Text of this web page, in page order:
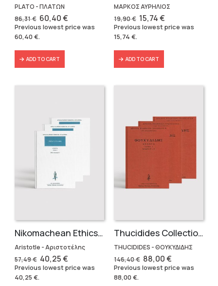
PLATO - ΠΛΑΤΩΝ
86,31€ Original
price
was:
86,31 €.
60,40€Current
price
is:
Previous lowest price was
60,40€.
ADD TO CART
ΜΑΡΚΟΣ ΑΥΡΗΛΙΟΣ
19,90€ Original
price
was:
15,74€Current
price
is:
Previous lowest price was
15,74 €.
ADD TO CART
Nikomachean Ethics (3 volumes)
Aristotle - Αριστοτέλης
57,49€ Original
price
was:
57,49 €.
40,25€Current
price
is:
Previous lowest price was
40,25 €.
Thucidides Collection – Hardbound Edition (4 volumes)
THUCIDIDES - ΘΟΥΚΥΔΙΔΗΣ
146,40€ Original
price
was:
88,00€Current
price
is:
Previous lowest price was
88,00€.